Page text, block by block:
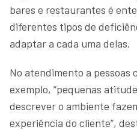
bares e restaurantes é
diferentes tipos de
adaptar a cada uma delas.
No atendimento a pessoas
exemplo, “pequenas
descrever o ambiente
experiência do cliente”,